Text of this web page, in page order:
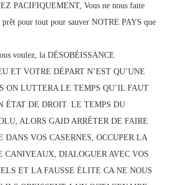
PACIFIQUEMENT, Vous ne nous faite
prêt pour tout pour sauver NOTRE PAYS que
voulez, la DÉSOBÉISSANCE
ET VOTRE DÉPART N’EST QU’UNE
ON LUTTERA LE TEMPS QU’IL FAUT
ÉTAT DE DROIT. LE TEMPS DU
ALORS GAID ARRÊTER DE FAIRE
VOS CASERNES, OCCUPER LA
CANIVEAUX, DIALOGUER AVEC VOS
ET LA FAUSSE ÉLITE CA NE NOUS